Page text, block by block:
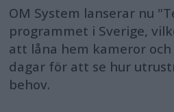
OM System lanserar nu
programmet i Sverige,
att låna hem kameror
dagar för att se hur
behov.